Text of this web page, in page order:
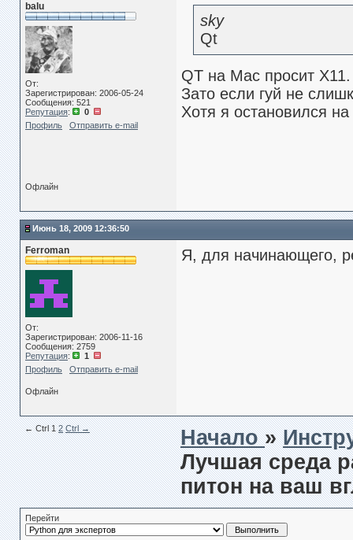
balu
От:
Зарегистрирован: 2006-05-24
Сообщения: 521
Репутация:
0
Профиль
Отправить e-mail
sky
Qt
QT на Mac просит
Зато если гуй не
Хотя я остановился
Офлайн
Июнь 18, 2009 12:36:50
Ferroman
От:
Зарегистрирован: 2006-11-16
Сообщения: 2759
Репутация:
1
Профиль
Отправить e-mail
Я, для начинающего,
Офлайн
← Сtrl 1 2 Ctrl → Начало»
Лучшая среда
питон на ваш
Перейти